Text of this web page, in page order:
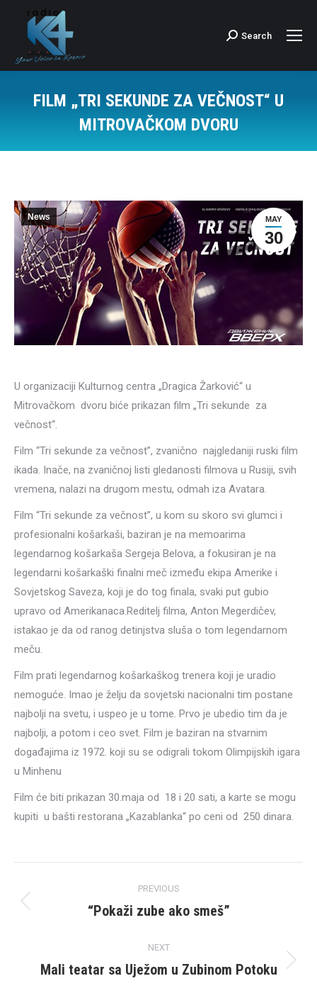
Search:
Search
FILM „TRI SEKUNDE ZA VEČNOST“ U
MITROVAČKOM DVORU
MAY
30
News
U organizaciji Kulturnog centra „Dragica Žarković“ u
Mitrovačkom dvoru biće prikazan film „Tri sekunde za
večnost“.
Film “Tri sekunde za večnost”, zvanično najgledaniji ruski film
ikada. Inače, na zvaničnoj listi gledanosti filmova u Rusiji, svih
vremena, nalazi na drugom mestu, odmah iza Avatara.
Film “Tri sekunde za večnost”, u kom su skoro svi glumci i
profesionalni košarkaši, baziran je na memoarima
legendarnog košarkaša Sergeja Belova, a fokusiran je na
legendarni košarkaški finalni meč između ekipa Amerike i
Sovjetskog Saveza, koji je do tog finala, svaki put gubio
upravo od Amerikanaca.Reditelj filma, Anton Megerdičev,
istakao je da od ranog detinjstva sluša o tom legendarnom
meču.
Film prati legendarnog košarkaškog trenera koji je uradio
nemoguće. Imao je želju da sovjetski nacionalni tim postane
najbolji na svetu, i uspeo je u tome. Prvo je ubedio tim da je
najbolji, a potom i ceo svet. Film je baziran na stvarnim
događajima iz 1972. koji su se odigrali tokom Olimpijskih igara
u Minhenu
Film će biti prikazan 30.maja od 18 i 20 sati, a karte se mogu
kupiti u bašti restorana „Kazablanka“ po ceni od 250 dinara.
navigation
PREVIOUS
Previous
“Pokaži zube ako smeš”
NEXT
Next
Mali teatar sa Uježom u Zubinom Potoku